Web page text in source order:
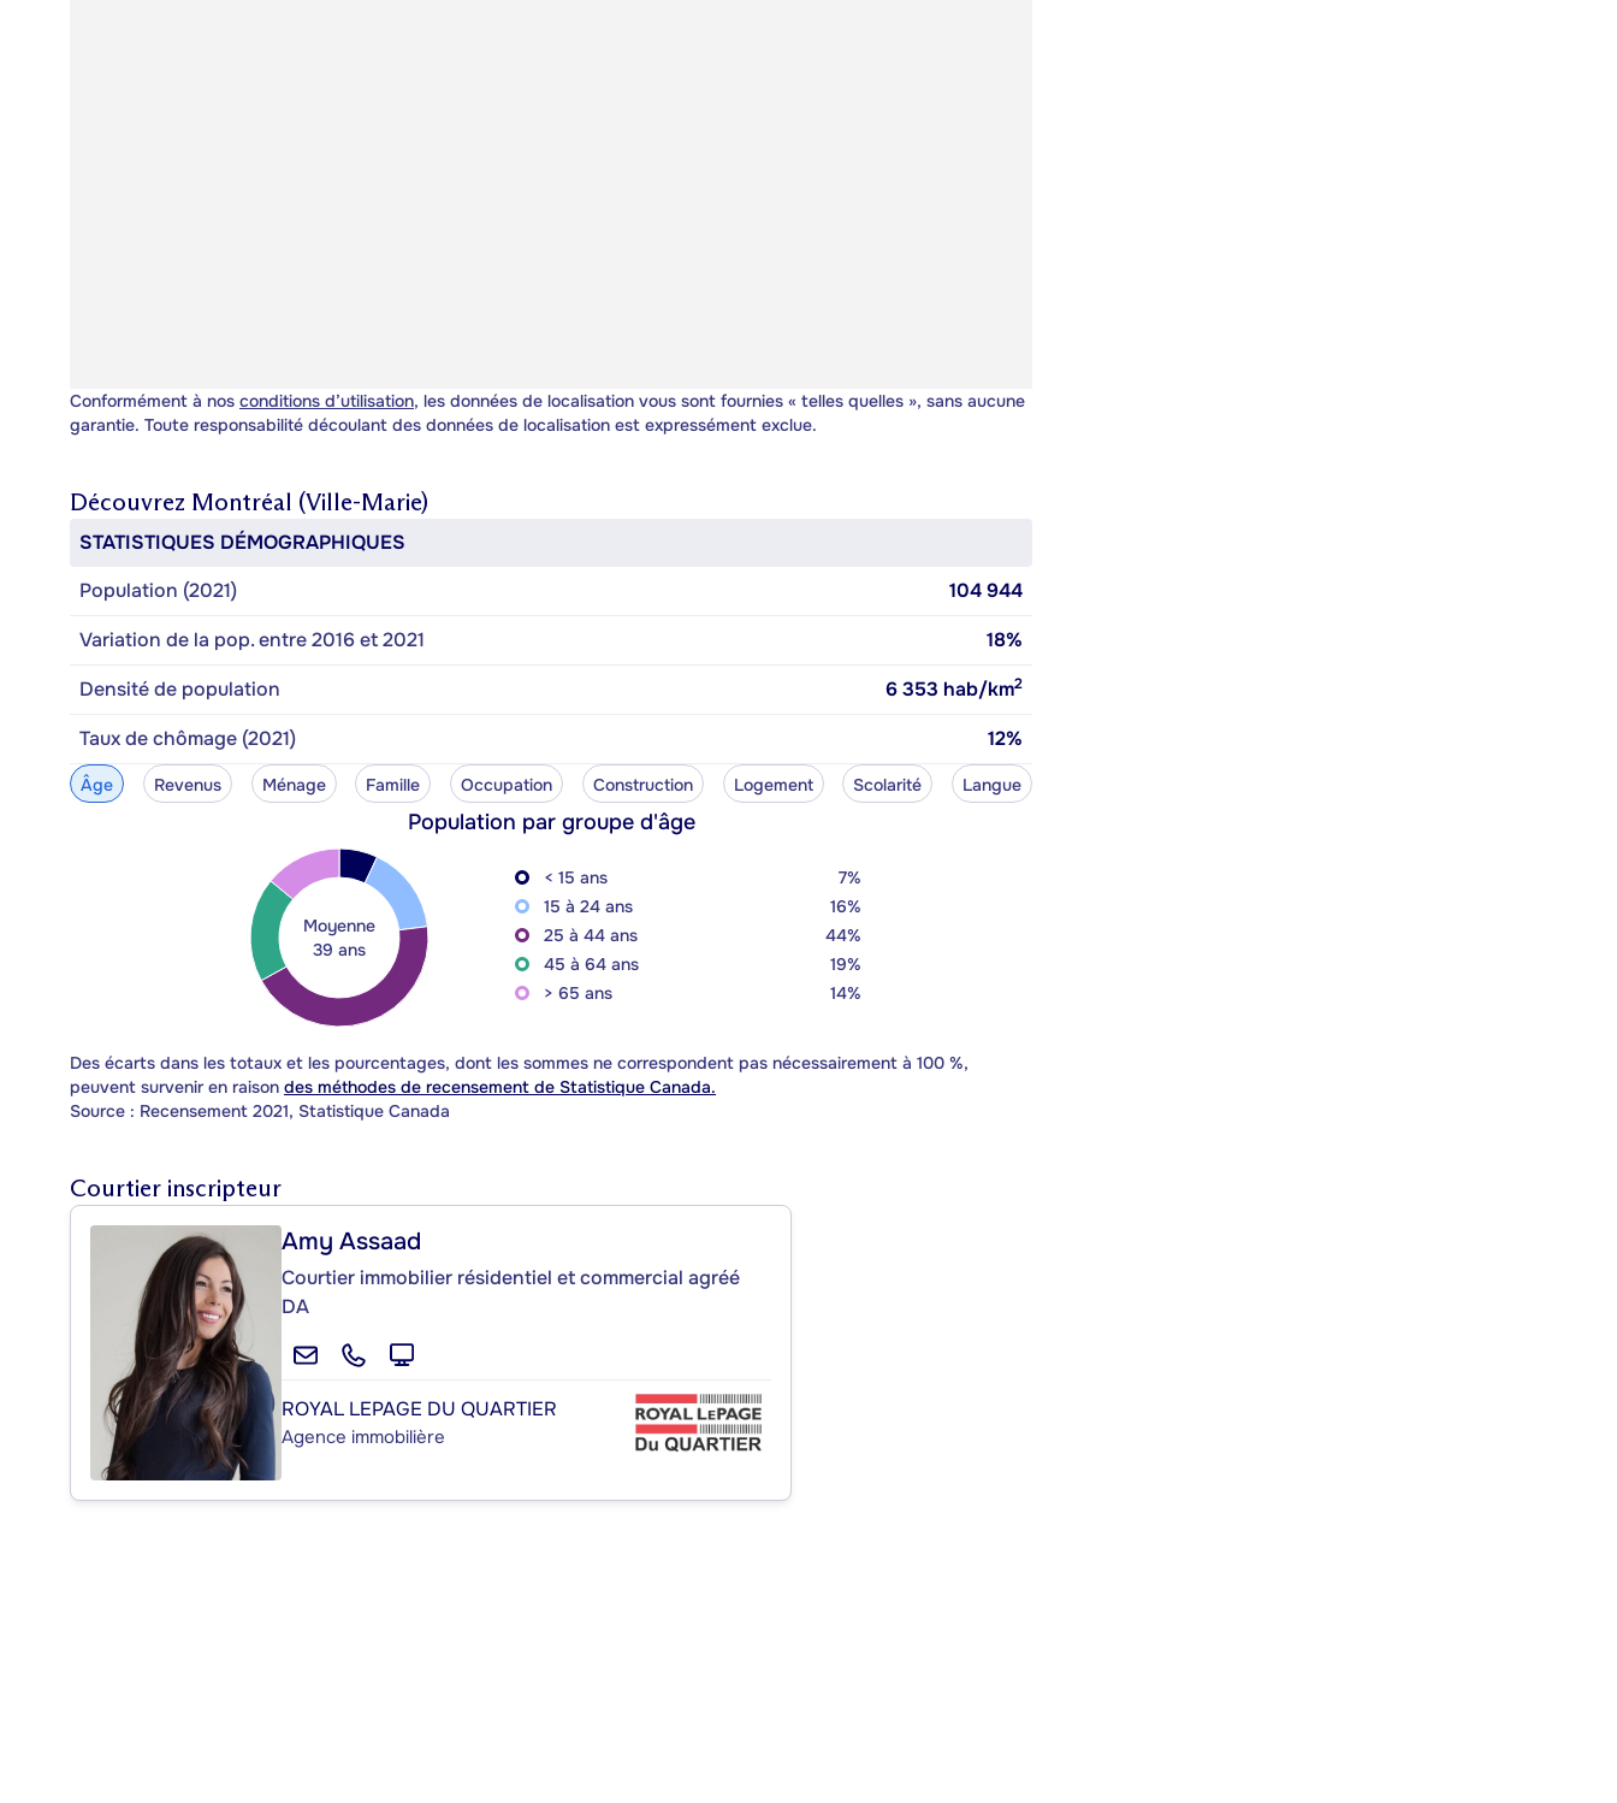
Conformément à nos conditions d’utilisation, les données de localisation vous sont fournies « telles quelles », sans aucune
garantie. Toute responsabilité découlant des données de localisation est expressément exclue.
Découvrez Montréal (Ville-Marie)
STATISTIQUES DÉMOGRAPHIQUES
Population (2021)
104 944
Variation de la pop. entre 2016 et 2021
18%
Densité de population
6 353 hab/km2
Taux de chômage (2021) 12%
Âge Revenus Ménage Famille Occupation Construction Logement Scolarité Langue
Population par groupe d'âge
Moyenne
39 ans
< 15 ans
7%
15 à 24 ans
16%
25 à 44 ans
44%
45 à 64 ans
19%
> 65 ans
14%
Des écarts dans les totaux et les pourcentages, dont les sommes ne correspondent pas nécessairement à 100 %,
peuvent survenir en raison des méthodes de recensement de Statistique Canada.
Source : Recensement 2021, Statistique Canada
Courtier inscripteur
Amy Assaad
Courtier immobilier résidentiel et commercial agréé
DA
ROYAL LEPAGE DU QUARTIER
Agence immobilière